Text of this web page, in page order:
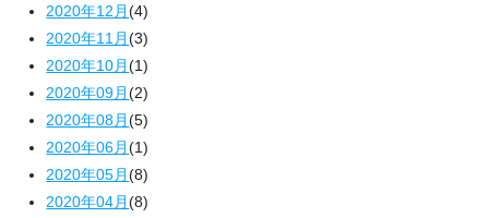
2020年12月(4)
2020年11月(3)
2020年10月(1)
2020年09月(2)
2020年08月(5)
2020年06月(1)
2020年05月(8)
2020年04月(8)